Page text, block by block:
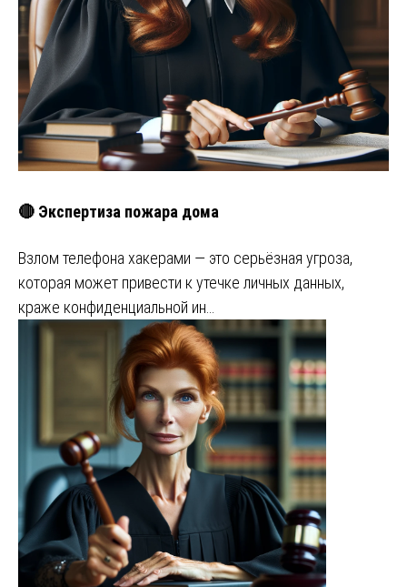
🔴 Экспертиза пожара дома
Взлом телефона хакерами — это серьёзная угроза,
которая может привести к утечке личных данных,
краже конфиденциальной ин…